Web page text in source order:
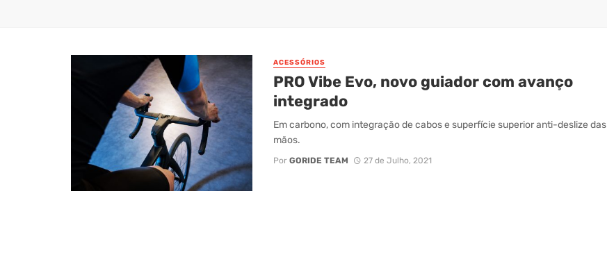
ACESSÓRIOS
PRO Vibe Evo, novo guiador com avanço
integrado
Em carbono, com integração de cabos e superfície superior anti-deslize das
mãos.
Por GORIDE TEAM 27 de Julho, 2021